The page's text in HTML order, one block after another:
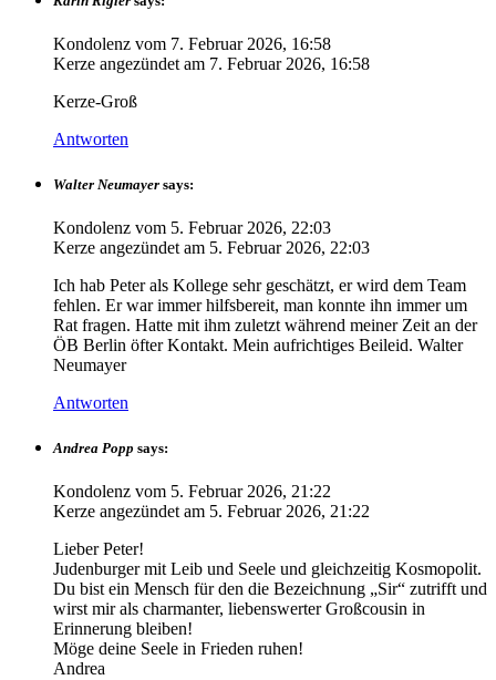
Kondolenz vom 7. Februar 2026, 16:58
Kerze angezündet am 7. Februar 2026, 16:58
Kerze-Groß
Antworten
Walter Neumayer says:
Kondolenz vom 5. Februar 2026, 22:03
Kerze angezündet am 5. Februar 2026, 22:03
Ich hab Peter als Kollege sehr geschätzt, er wird dem Team
fehlen. Er war immer hilfsbereit, man konnte ihn immer um
Rat fragen. Hatte mit ihm zuletzt während meiner Zeit an der
ÖB Berlin öfter Kontakt. Mein aufrichtiges Beileid. Walter
Neumayer
Antworten
Andrea Popp says:
Kondolenz vom 5. Februar 2026, 21:22
Kerze angezündet am 5. Februar 2026, 21:22
Lieber Peter!
Judenburger mit Leib und Seele und gleichzeitig Kosmopolit.
Du bist ein Mensch für den die Bezeichnung „Sir“ zutrifft und
wirst mir als charmanter, liebenswerter Großcousin in
Erinnerung bleiben!
Möge deine Seele in Frieden ruhen!
Andrea